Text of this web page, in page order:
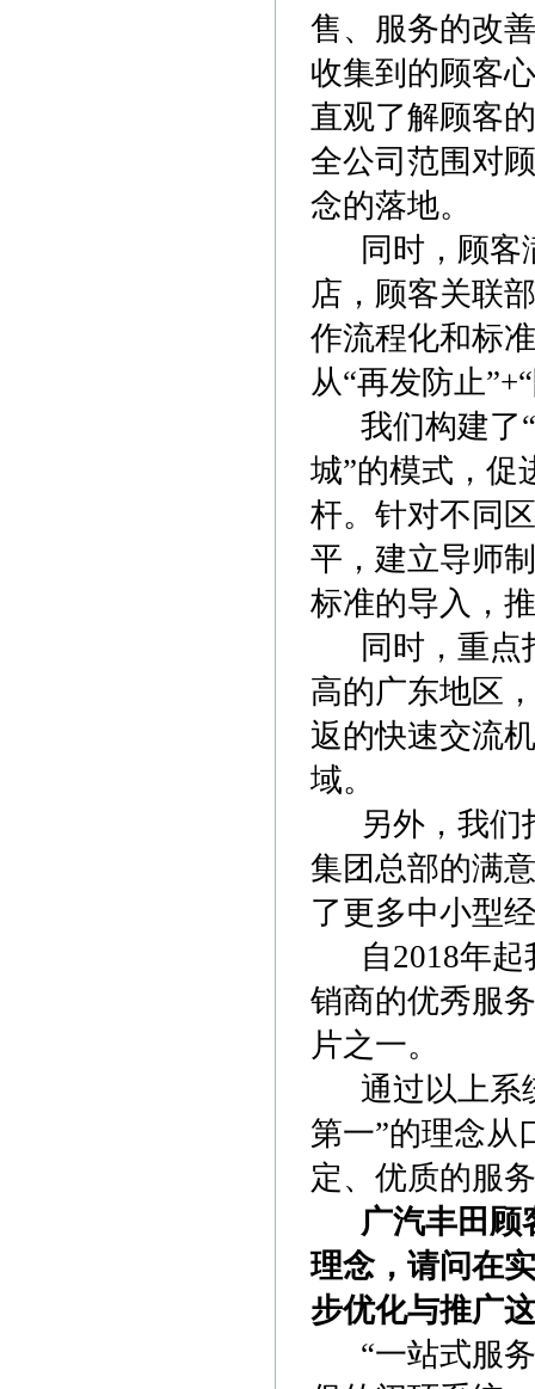
售、服务的改
收集到的顾客
直观了解顾客
全公司范围对
念的落地。
同时，顾客
店，顾客关联
作流程化和标
从“再发防止
我们构建了
城”的模式，促
杆。针对不同
平，建立导师
标准的导入，
同时，重点
高的广东地区
返的快速交流
域。
另外，我们
集团总部的满
了更多中小型
自2018年起
销商的优秀服
片之一。
通过以上系
第一”的理念从
定、优质的服
广汽丰田顾
理念，请问在
步优化与推广
“一站式服务